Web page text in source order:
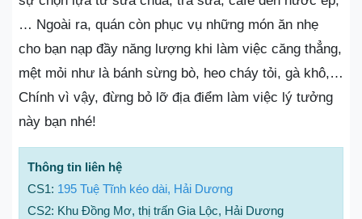
… Ngoài ra, quán còn phục vụ những món ăn nhẹ
cho bạn nạp đầy năng lượng khi làm việc căng thẳng,
mệt mỏi như là bánh sừng bò, heo cháy tỏi, gà khô,…
Chính vì vậy, đừng bỏ lỡ địa điểm làm việc lý tưởng
này bạn nhé!
Thông tin liên hệ
CS1: 195 Tuệ Tĩnh kéo dài, Hải Dương
CS2: Khu Đồng Mơ, thị trấn Gia Lộc, Hải Dương